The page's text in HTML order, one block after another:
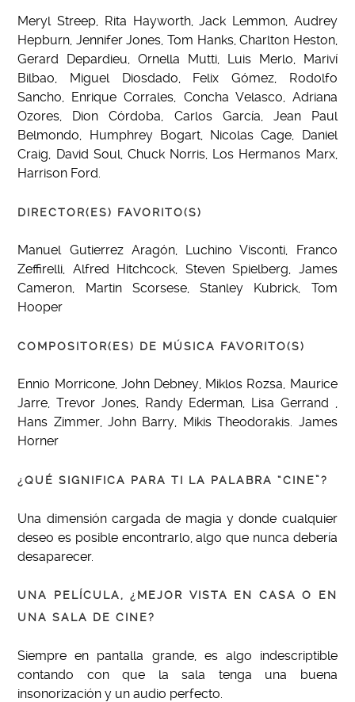
Meryl Streep, Rita Hayworth, Jack Lemmon, Audrey
Hepburn, Jennifer Jones, Tom Hanks, Charlton Heston,
Gerard Depardieu, Ornella Mutti, Luis Merlo, Mariví
Bilbao, Miguel Diosdado, Felix Gómez, Rodolfo
Sancho, Enrique Corrales, Concha Velasco, Adriana
Ozores, Dion Córdoba, Carlos García, Jean Paul
Belmondo, Humphrey Bogart, Nicolas Cage, Daniel
Craig, David Soul, Chuck Norris, Los Hermanos Marx,
Harrison Ford.
DIRECTOR(ES) FAVORITO(S)
Manuel Gutierrez Aragón, Luchino Visconti, Franco
Zeffirelli, Alfred Hitchcock, Steven Spielberg, James
Cameron, Martin Scorsese, Stanley Kubrick, Tom
Hooper
COMPOSITOR(ES) DE MÚSICA FAVORITO(S)
Ennio Morricone, John Debney, Miklos Rozsa, Maurice
Jarre, Trevor Jones, Randy Ederman, Lisa Gerrand ,
Hans Zimmer, John Barry, Mikis Theodorakis. James
Horner
¿QUÉ SIGNIFICA PARA TI LA PALABRA “CINE”?
Una dimensión cargada de magia y donde cualquier
deseo es posible encontrarlo, algo que nunca debería
desaparecer.
UNA PELÍCULA, ¿MEJOR VISTA EN CASA O EN
UNA SALA DE CINE?
Siempre en pantalla grande, es algo indescriptible
contando con que la sala tenga una buena
insonorización y un audio perfecto.